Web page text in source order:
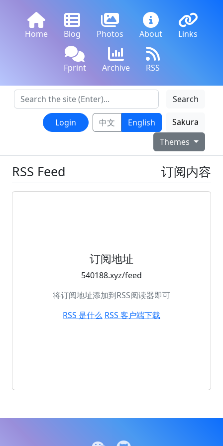
Home Blog Photos About Links
Fprint Archive RSS
Search
Login 中文 English
Sakura
Themes
RSS Feed 订阅内容
订阅地址
540188.xyz/feed
将订阅地址添加到RSS阅读器即可
RSS 是什么 RSS 客户端下载